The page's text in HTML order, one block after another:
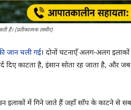
हैं। (प्रतीकात्मक तस्वीर)
जान चली गई। दोनों घटनाएँ अलग-अलग
दिए काटता है, इंसान सोता रह जाता है, और
इलाकों में गिने जाते हैं जहाँ साँप के काटने से